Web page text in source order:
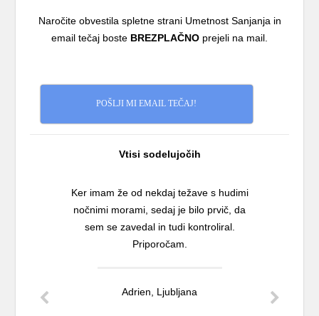
Naročite obvestila spletne strani Umetnost Sanjanja in
email tečaj boste BREZPLAČNO prejeli na mail.
POŠLJI MI EMAIL TEČAJ!
Vtisi sodelujočih
Ker imam že od nekdaj težave s hudimi
nočnimi morami, sedaj je bilo prvič, da
sem se zavedal in tudi kontroliral.
Priporočam.
Adrien, Ljubljana